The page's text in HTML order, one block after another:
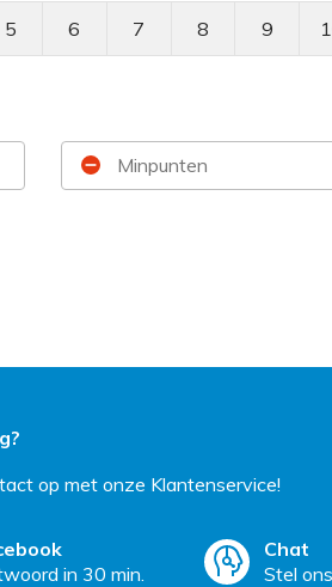
5 6 7 8 9
op met onze Klantenservice!
in 30 min.
Chat
Stel